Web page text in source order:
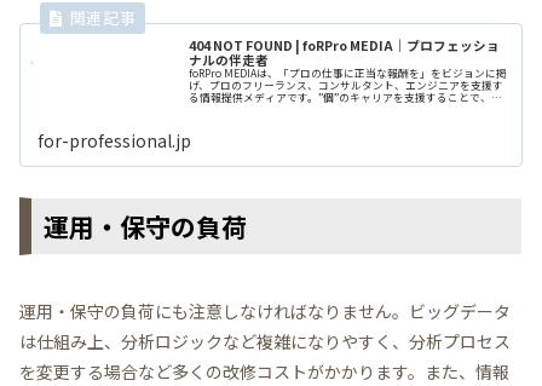
404 NOT FOUND | foRPro MEDIA｜プロフェッショ
ナルの伴走者
foRPro MEDIAは、「プロの仕事に正当な報酬を」をビジョンに掲
げ、プロのフリーランス、コンサルタント、エンジニアを支援す
る情報提供メディアです。”個”のキャリアを支援することで、ヒ
for-professional.jp
運用・保守の負荷
運用・保守の負荷にも注意しなければなりません。ビッグデータ
は仕組み上、分析ロジックなど複雑になりやすく、分析プロセス
を変更する場合など多くの改修コストがかかります。また、情報